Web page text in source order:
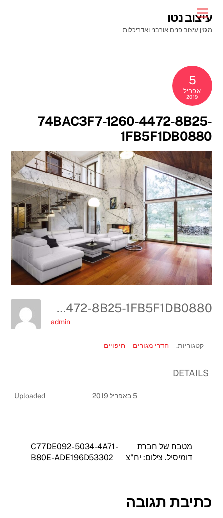
content
Menu
עיצוב נטו
מגזין עיצוב פנים אורבני ואדריכלות
5
אפריל
2019
74BAC3F7-1260-4472-8B25-
1FB5F1DB0880
74BAC3F7-1260-4472-8B25-1FB5F1DB0880
admin
קטגוריות: חדרי מגורים חיפויים
DETAILS
Uploaded 5 באפריל 2019
מטבח של חברת
דומיסיל. צילום: יח"צ
C77DE092-5034-4A71-
B80E-ADE196D53302
כתיבת תגובה